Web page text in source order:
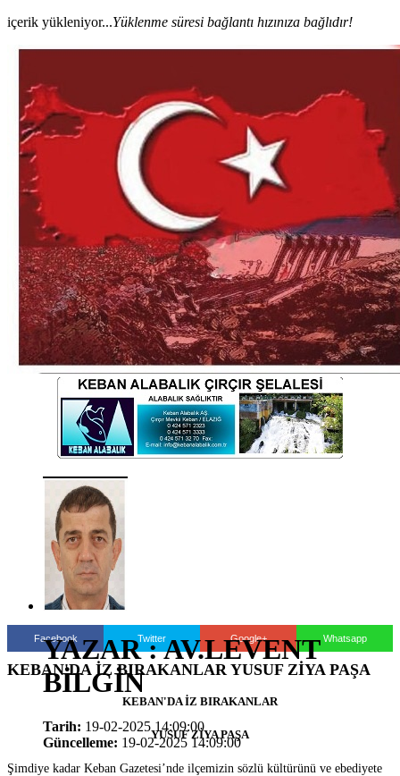
içerik yükleniyor...Yüklenme süresi bağlantı hızınıza bağlıdır!
YAZAR : AV.LEVENT
BİLGİN
Tarih: 19-02-2025 14:09:00
Güncelleme: 19-02-2025 14:09:00
Facebook Twitter Google+ Whatsapp
KEBAN'DA İZ BIRAKANLAR YUSUF ZİYA PAŞA
KEBAN'DA İZ BIRAKANLAR
YUSUF ZİYA PAŞA
Şimdiye kadar Keban Gazetesi’nde ilçemizin sözlü kültürünü ve ebediyete